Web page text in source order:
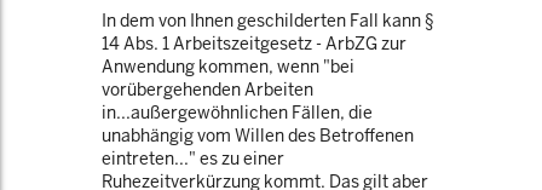
In dem von Ihnen geschilderten Fall kann §
14 Abs. 1 Arbeitszeitgesetz - ArbZG zur
Anwendung kommen, wenn "bei
vorübergehenden Arbeiten
in...außergewöhnlichen Fällen, die
unabhängig vom Willen des Betroffenen
eintreten..." es zu einer
Ruhezeitverkürzung kommt. Das gilt aber